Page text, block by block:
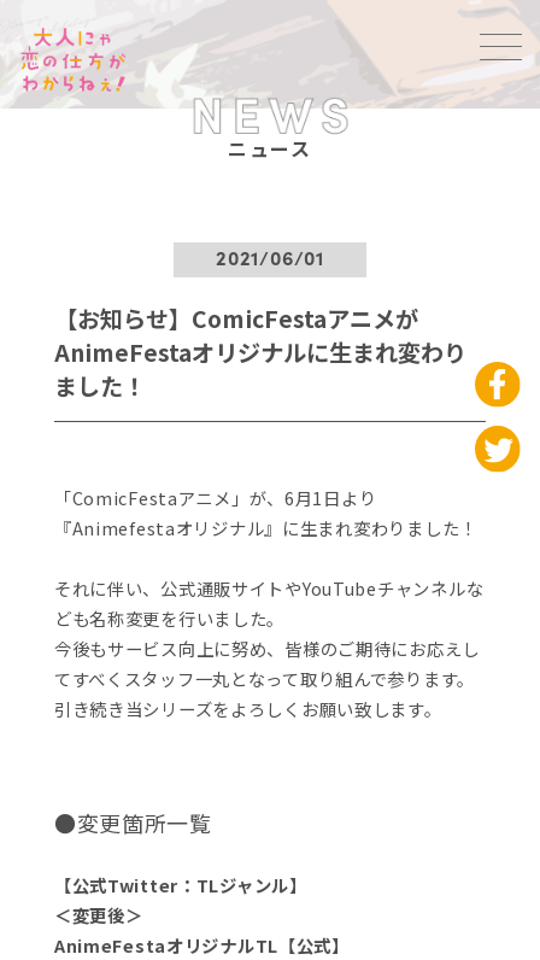
ニュース
2021/06/01
【お知らせ】ComicFestaアニメが
AnimeFestaオリジナルに生まれ変わり
ました！
「ComicFestaアニメ」が、6月1日より
『Animefestaオリジナル』に生まれ変わりました！
それに伴い、公式通販サイトやYouTubeチャンネルな
ども名称変更を行いました。
今後もサービス向上に努め、皆様のご期待にお応えし
てすべくスタッフ一丸となって取り組んで参ります。
引き続き当シリーズをよろしくお願い致します。
●変更箇所一覧
【公式Twitter：TLジャンル】
＜変更後＞
AnimeFestaオリジナルTL【公式】